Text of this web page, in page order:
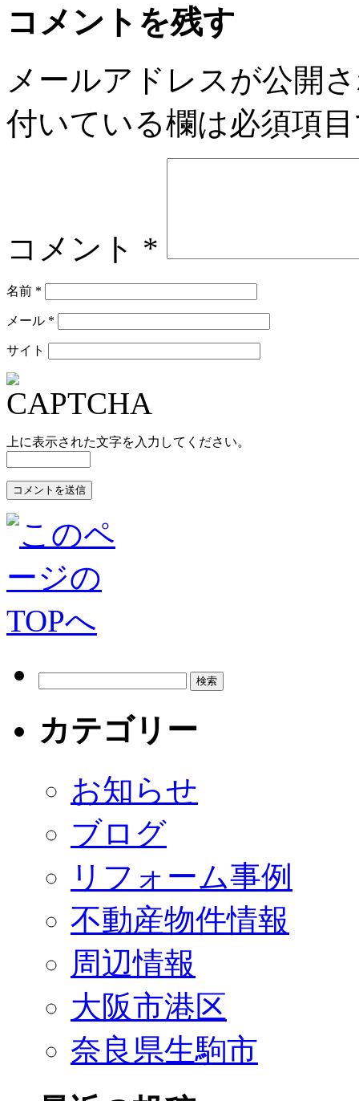
コメントを残す
メールアドレスが公開
付いている欄は必須項
コメント *
名前 *
メール *
サイト
上に表示された文字を入力してください。
カテゴリー
お知らせ
ブログ
リフォーム事例
不動産物件情報
周辺情報
大阪市港区
奈良県生駒市